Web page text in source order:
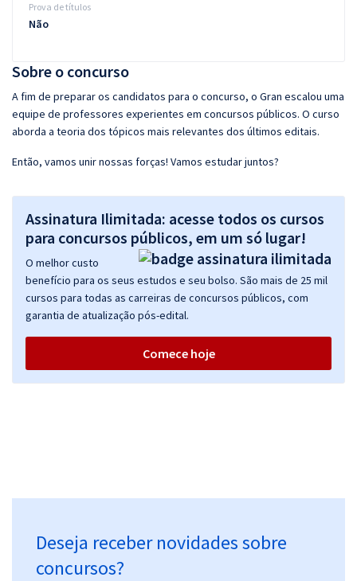
Sobre o concurso
A fim de preparar os candidatos para o concurso, o Gran escalou uma
equipe de professores experientes em concursos públicos. O curso
aborda a teoria dos tópicos mais relevantes dos últimos editais.
Então, vamos unir nossas forças! Vamos estudar juntos?
Assinatura Ilimitada: acesse todos os cursos
para concursos públicos, em um só lugar!
O melhor custo
benefício para os seus estudos e seu bolso. São mais de 25 mil
cursos para todas as carreiras de concursos públicos, com
garantia de atualização pós-edital.
Comece hoje
Deseja receber novidades sobre
concursos?
Prova de títulos
Não